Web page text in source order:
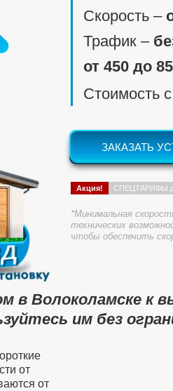
Скорость ‒
Трафик ‒
от 450 до
Стоимость
ЗАКАЗАТЬ
Акция! СПЕЦТАРИФЫ
*Минимальная
технических
чтобы обеспечить
Волоколамске к
им без
от
от